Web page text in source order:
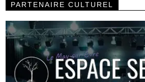
PARTENAIRE CULTUREL